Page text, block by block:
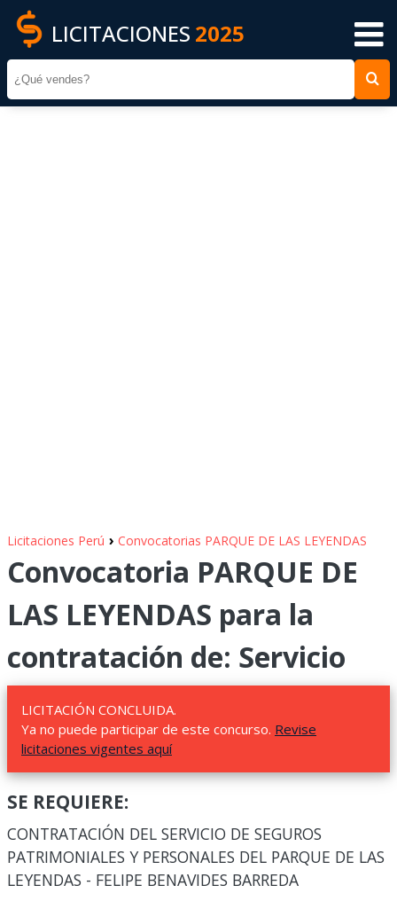
LICITACIONES 2025
Licitaciones Perú › Convocatorias PARQUE DE LAS LEYENDAS
Convocatoria PARQUE DE
LAS LEYENDAS para la
contratación de: Servicio
LICITACIÓN CONCLUIDA.
Ya no puede participar de este concurso. Revise
licitaciones vigentes aquí
SE REQUIERE:
CONTRATACIÓN DEL SERVICIO DE SEGUROS
PATRIMONIALES Y PERSONALES DEL PARQUE DE LAS
LEYENDAS - FELIPE BENAVIDES BARREDA